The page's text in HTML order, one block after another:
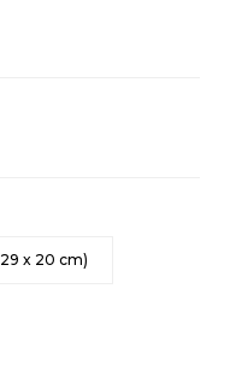
x 20 cm)